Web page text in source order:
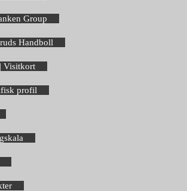
Group
Handboll
Visitkort
profil